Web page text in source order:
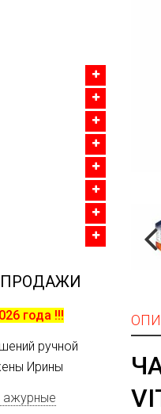
года !!!
ручной
Ирины
ажурные